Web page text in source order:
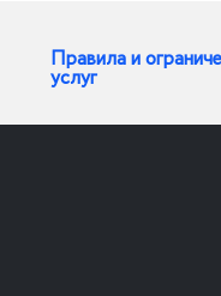
Правила и
услуг